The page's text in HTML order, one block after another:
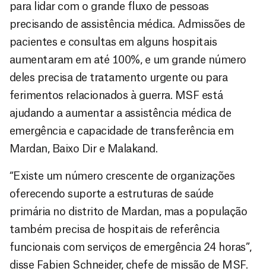
para lidar com o grande fluxo de pessoas
precisando de assistência médica. Admissões de
pacientes e consultas em alguns hospitais
aumentaram em até 100%, e um grande número
deles precisa de tratamento urgente ou para
ferimentos relacionados à guerra. MSF está
ajudando a aumentar a assistência médica de
emergência e capacidade de transferência em
Mardan, Baixo Dir e Malakand.
“Existe um número crescente de organizações
oferecendo suporte a estruturas de saúde
primária no distrito de Mardan, mas a população
também precisa de hospitais de referência
funcionais com serviços de emergência 24 horas”,
disse Fabien Schneider, chefe de missão de MSF.